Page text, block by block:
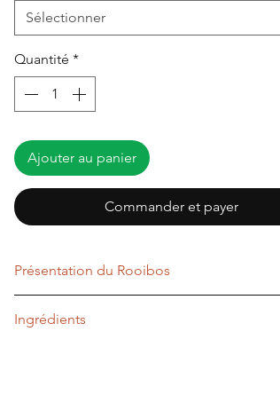
Sélectionner
Quantité *
Ajouter au panier
Commander et payer
Présentation du Rooibos
Type
Ingrédients